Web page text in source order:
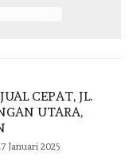
CEPAT, JL.
UTARA,
Januari 2025